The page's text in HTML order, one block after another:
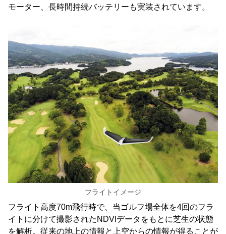
モーター、長時間持続バッテリーも実装されています。
フライトイメージ
フライト高度70m飛行時で、当ゴルフ場全体を4回のフラ
イトに分けて撮影されたNDVIデータをもとに芝生の状態
を解析。従来の地上の情報と上空からの情報が得ることが